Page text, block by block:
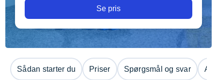
Se pris
Sådan starter du Priser Spørgsmål og svar